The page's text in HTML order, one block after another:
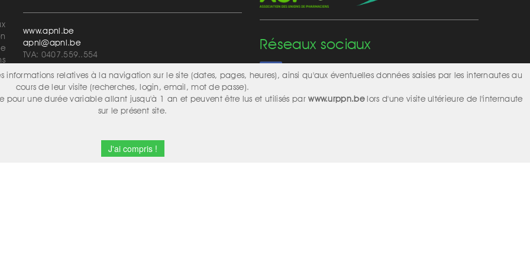
www.apnl.be
apnl@apnl.be
TVA: 0407.559..554
Devenir membre adhérent ?
Les activités de notre Union Professionnelle vous
intéressent, si vous souhaitez vous affilier, merci
Réseaux sociaux
informations relatives à la navigation sur le site (dates, pages, heures), ainsi qu'aux éventuelles données saisies par les internautes au
cours de leur visite (recherches, login, email, mot de passe).
pour une durée variable allant jusqu'à 1 an et peuvent être lus et utilisés parwww.urppn.belors d'une visite ultérieure de l'internaute
sur le présent site.
J'ai compris !